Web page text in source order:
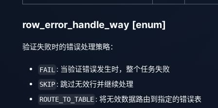
row_error_handle_way [enum]
验证失败时的错误处理策略：
FAIL : 当验证错误发生时，整个任务失败
SKIP : 跳过无效行并继续处理
ROUTE_TO_TABLE : 将无效数据路由到指定的错误表